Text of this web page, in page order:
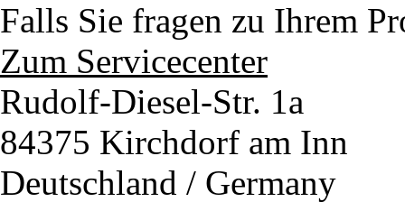
Falls Sie fragen zu Ihrem
Zum Servicecenter
Rudolf-Diesel-Str. 1a
84375 Kirchdorf am Inn
Deutschland / Germany